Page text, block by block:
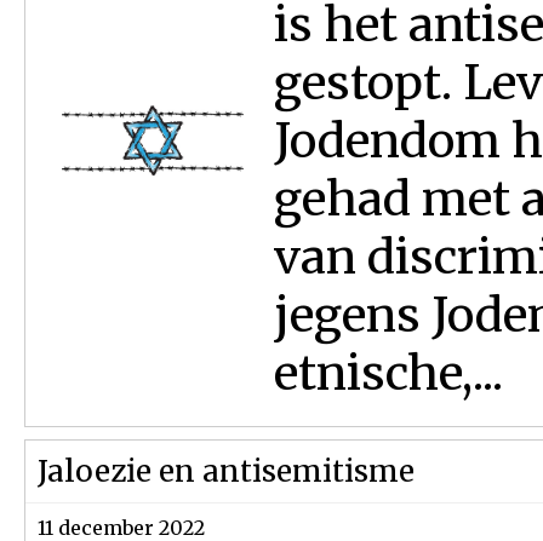
is het
gestopt.
Jodendom
gehad met
van
jegens
etnische,...
Jaloezie en antisemitisme
11 december 2022